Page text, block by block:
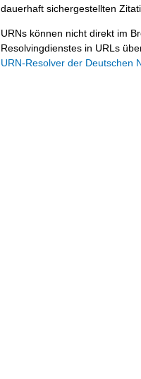
dauerhaft sichergestellten
URNs können nicht direkt im
Resolvingdienstes in URLs
URN-Resolver der Deutschen